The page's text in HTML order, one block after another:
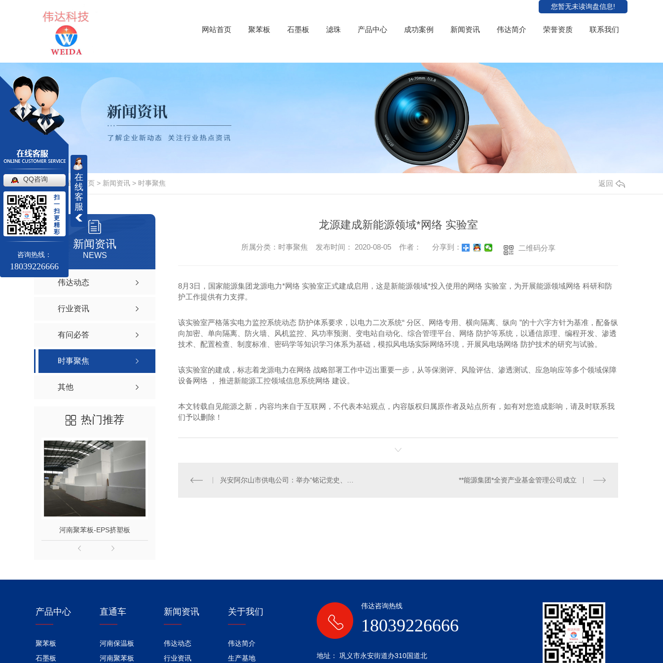
网站首页 聚苯板 石墨板 滤珠 产品中心 成功案例 新闻资讯 伟达简介 荣誉资质 联系我们
您暂无未读询盘信息!
当前位置：首页 > 新闻资讯 > 时事聚焦 返回
新闻资讯
NEWS
伟达动态
行业资讯
有问必答
时事聚焦
其他
热门推荐
河南聚苯板-EPS挤塑板
龙源建成新能源领域*网络 实验室
所属分类：时事聚焦 发布时间： 2020-08-05 作者： 分享到： 二维码分享
8月3日，国家能源集团龙源电力*网络 实验室正式建成启用，这是新能源领域*投入使用的网络 实验室，为开展能源领域网络 科研和防
护工作提供有力支撑。
该实验室严格落实电力监控系统动态 防护体系要求，以电力二次系统“ 分区、网络专用、横向隔离、纵向 ”的十六字方针为基准，配备纵
向加密、单向隔离、防火墙、风机监控、风功率预测、变电站自动化、综合管理平台、网络 防护等系统，以通信原理、编程开发、渗透
技术、配置检查、制度标准、密码学等知识学习体系为基础，模拟风电场实际网络环境，开展风电场网络 防护技术的研究与试验。
该实验室的建成，标志着龙源电力在网络 战略部署工作中迈出重要一步，从等保测评、风险评估、渗透测试、应急响应等多个领域保障
设备网络 ， 推进新能源工控领域信息系统网络 建设。
本文转载自见能源之新，内容均来自于互联网，不代表本站观点，内容版权归属原作者及站点所有，如有对您造成影响，请及时联系我
们予以删除！
兴安阿尔山市供电公司：举办“铭记党史、不忘初心”道德讲堂 **能源集团*全资产业基金管理公司成立
产品中心
聚苯板
石墨板
直通车
河南保温板
河南聚苯板
新闻资讯
伟达动态
行业资讯
关于我们
伟达简介
生产基地
伟达咨询热线
18039226666
地址： 巩义市永安街道办310国道北
在
线
客
服
QQ咨询
扫
一
扫
更
精
彩
咨询热线：
18039226666